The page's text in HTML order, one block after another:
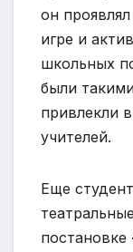
он
игре и
школьных
были
привлекли
учителей.
Еще
постановке